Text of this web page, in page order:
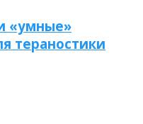
«умные»
тераностики